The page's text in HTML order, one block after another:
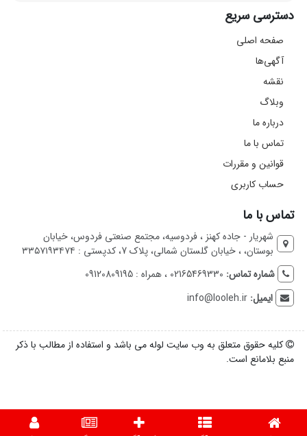
دسترسی سریع
صفحه اصلی
آگهی‌ها
نقشه
وبلاگ
درباره ما
تماس با ما
قوانین و مقررات
حساب کاربری
تماس با ما
شهریار - جاده کهنز ، فردوسیه، مجتمع صنعتی فردوس، خیابان
بوستان، ، خیابان گلستان شمالی، پلاک 7، کدپستی : ۳۳۵۷۱۹۳۴۷۴
شماره تماس: 02165469330 ، همراه : 09120809195
ایمیل:info@looleh.ir
کلیه حقوق متعلق به وب سایت لوله می باشد و استفاده از مطالب با ذکر
منبع بلامانع است.